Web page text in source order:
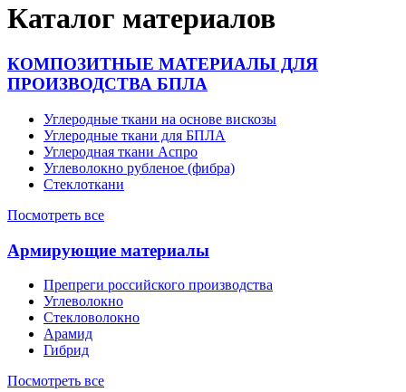
Каталог материалов
КОМПОЗИТНЫЕ МАТЕРИАЛЫ ДЛЯ
ПРОИЗВОДСТВА БПЛА
Углеродные ткани на основе вискозы
Углеродные ткани для БПЛА
Углеродная ткани Аспро
Углеволокно рубленое (фибра)
Стеклоткани
Посмотреть все
Армирующие материалы
Препреги российского производства
Углеволокно
Стекловолокно
Арамид
Гибрид
Посмотреть все